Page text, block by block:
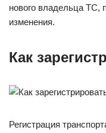
нового владельца ТС,
изменения.
Как
Регистрация